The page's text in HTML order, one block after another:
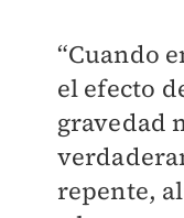
“Cuando
el efecto
gravedad
repente,